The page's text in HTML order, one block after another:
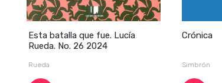
Esta batalla que fue. Lucía
Rueda. No. 26 2024
Rueda
Crónica
Simbrón